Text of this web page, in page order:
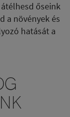
őseink
a növények és
hatását a